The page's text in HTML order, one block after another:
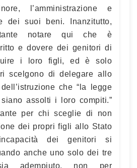
l’amministrazione e
dei suoi beni. Inanzitutto,
notare qui che è
e dovere dei genitori di
i loro figli, ed è solo
scelgono di delegare allo
che “la legge
assolti i loro compiti.”
per chi sceglie di non
dei propri figli allo Stato
dei genitori si
anche uno solo dei tre
adempiuto, non per